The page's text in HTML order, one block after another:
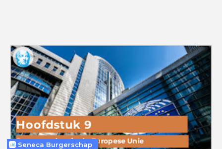
Seneca Burgerschap